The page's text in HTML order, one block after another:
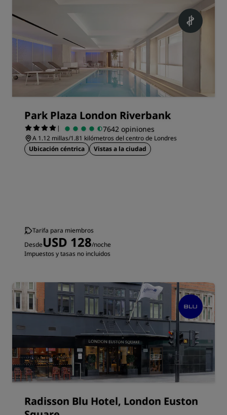
Park Plaza London Riverbank
| 7642 opiniones
A 1.12 millas/1.81 kilómetros del centro de Londres
Ubicación céntrica
Vistas a la ciudad
Tarifa para miembros
DesdeUSD 128/noche
Impuestos y tasas no incluidos
Radisson Blu Hotel, London Euston